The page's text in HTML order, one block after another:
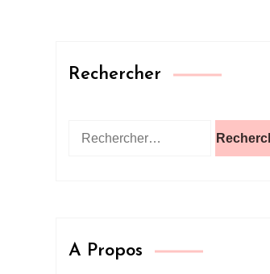
Rechercher
A Propos